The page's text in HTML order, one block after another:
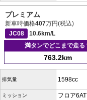
プレミアム
新車時価格407万円(税込)
JC08
10.6km/L
満タンでどこまで走る
763.2km
排気量 1598cc
ミッション フロア6AT